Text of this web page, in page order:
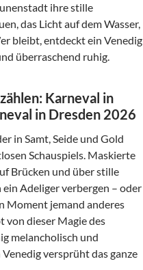
ihre stille
das Licht auf dem Wasser,
bleibt, entdeckt ein Venedig
überraschend ruhig.
Karneval in
in Dresden 2026
in Samt, Seide und Gold
Schauspiels. Maskierte
Brücken und über stille
Adeliger verbergen – oder
Moment jemand anderes
von dieser Magie des
melancholisch und
versprüht das ganze